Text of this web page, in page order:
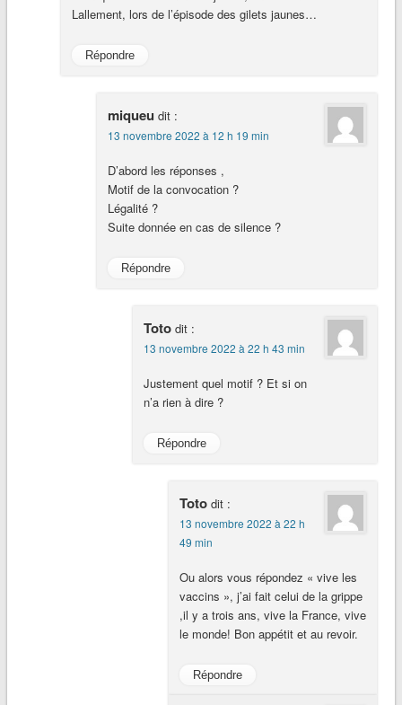
Lallement, lors de l’épisode des gilets jaunes…
Répondre
miqueu dit :
13 novembre 2022 à 12 h 19 min
D’abord les réponses ,
Motif de la convocation ?
Légalité ?
Suite donnée en cas de silence ?
Répondre
Toto dit :
13 novembre 2022 à 22 h 43 min
Justement quel motif ? Et si on
n’a rien à dire ?
Répondre
Toto dit :
13 novembre 2022 à 22 h
49 min
Ou alors vous répondez « vive les
vaccins », j’ai fait celui de la grippe
,il y a trois ans, vive la France, vive
le monde! Bon appétit et au revoir.
Répondre